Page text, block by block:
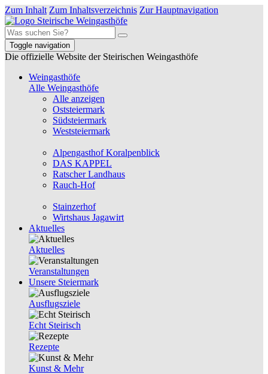
Zum Inhalt Zum Inhaltsverzeichnis Zur Hauptnavigation
Toggle navigation
Die offizielle Website der Steirischen Weingasthöfe
Weingasthöfe
Alle Weingasthöfe
Alle anzeigen
Oststeiermark
Südsteiermark
Weststeiermark
Alpengasthof Koralpenblick
DAS KAPPEL
Ratscher Landhaus
Rauch-Hof
Stainzerhof
Wirtshaus Jagawirt
Aktuelles
Aktuelles
Veranstaltungen
Unsere Steiermark
Ausflugsziele
Echt Steirisch
Rezepte
Kunst & Mehr